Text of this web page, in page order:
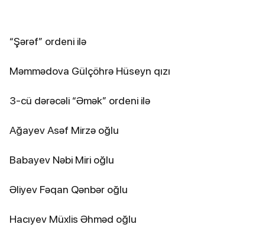
“Şərəf” ordeni ilə
Məmmədova Gülçöhrə Hüseyn qızı
3-cü dərəcəli “Əmək” ordeni ilə
Ağayev Asəf Mirzə oğlu
Babayev Nəbi Miri oğlu
Əliyev Fəqan Qənbər oğlu
Hacıyev Müxlis Əhməd oğlu